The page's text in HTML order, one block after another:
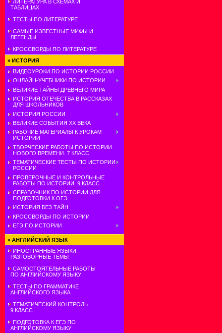
ЛИТЕРАТУРА В СХЕМАХ И
ТАБЛИЦАХ
ТЕСТЫ ПО ЛИТЕРАТУРЕ
САМЫЕ ИЗВЕСТНЫЕ МИФЫ И
ЛЕГЕНДЫ
КРОССВОРДЫ ПО ЛИТЕРАТУРЕ
» ИСТОРИЯ
ВИДЕОУРОКИ ПО ИСТОРИИ РОССИИ
ОНЛАЙН-УЧЕБНИКИ ПО ИСТОРИИ
ВЕЛИКИЕ ТАЙНЫ ДРЕВНЕГО МИРА
ИСТОРИЯ ОТЕЧЕСТВА В РАССКАЗАХ
ДЛЯ ШКОЛЬНИКОВ
ИСТОРИЯ РОССИИ
ВЕЛИКИЕ СОБЫТИЯ ХХ ВЕКА
РАБОЧИЕ МАТЕРИАЛЫ К УРОКАМ
ИСТОРИИ
ТВОРЧЕСКИЕ РАБОТЫ ПО ИСТОРИИ
НОВОГО ВРЕМЕНИ. 7 КЛАСС
ТЕМАТИЧЕСКИЕ ТЕСТЫ ПО ИСТОРИИ
РОССИИ
ПРОВЕРОЧНЫЕ И КОНТРОЛЬНЫЕ
РАБОТЫ ПО ИСТОРИИ. 9 КЛАСС
СПРАВОЧНИК ПО ИСТОРИИ ДЛЯ
ПОДГОТОВКИ К ОГЭ
ИСТОРИЯ БЕЗ ТАЙН
КРОССВОРДЫ ПО ИСТОРИИ
ЕГЭ ПО ИСТОРИИ
» АНГЛИЙСКИЙ ЯЗЫК
ИНОСТРАННЫЕ ЯЗЫКИ.
РАЗГОВОРНЫЕ ТЕМЫ
САМОСТОЯТЕЛЬНЫЕ РАБОТЫ
ПО АНГЛИЙСКОМУ ЯЗЫКУ
ТЕСТЫ ПО ГРАММАТИКЕ
АНГЛИЙСКОГО ЯЗЫКА
ТЕМАТИЧЕСКИЙ КОНТРОЛЬ.
9 КЛАСС
ПОДГОТОВКА К ЕГЭ ПО
АНГЛИЙСКОМУ ЯЗЫКУ